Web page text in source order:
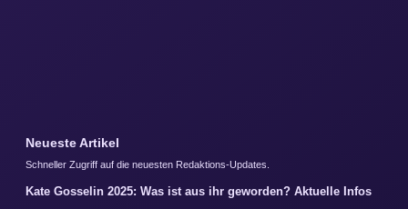
Neueste Artikel
Schneller Zugriff auf die neuesten Redaktions-Updates.
Kate Gosselin 2025: Was ist aus ihr geworden? Aktuelle Infos